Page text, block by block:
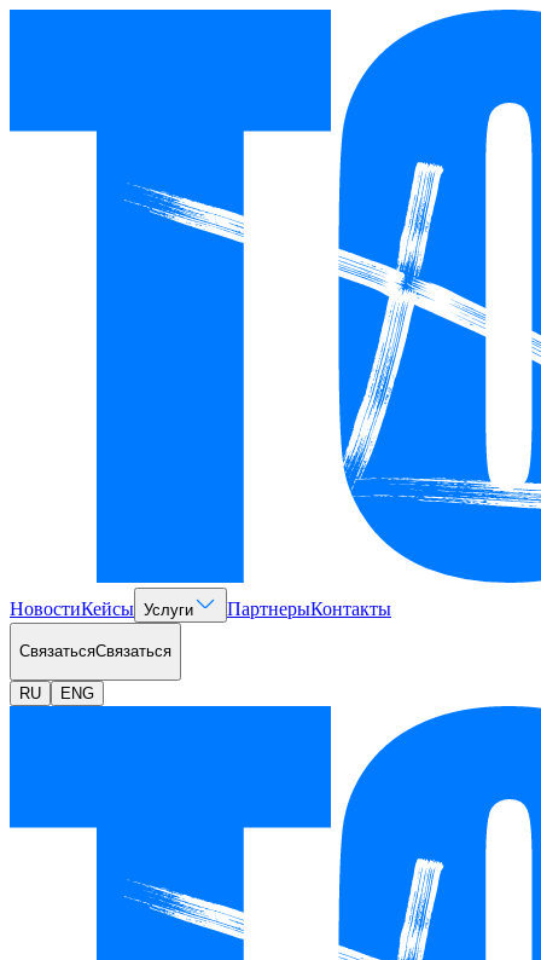
НовостиКейсы Услуги ПартнерыКонтакты
СвязатьсяСвязаться
RU ENG